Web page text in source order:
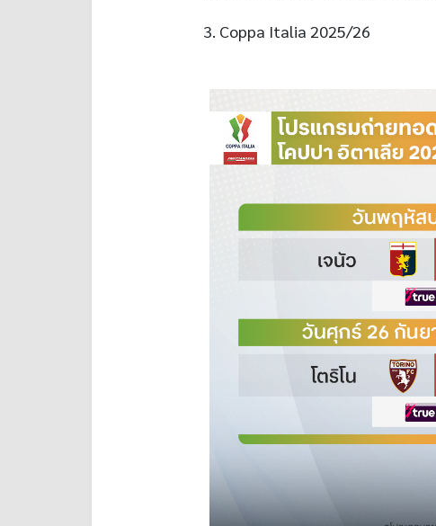
3. Coppa Italia 2025/26